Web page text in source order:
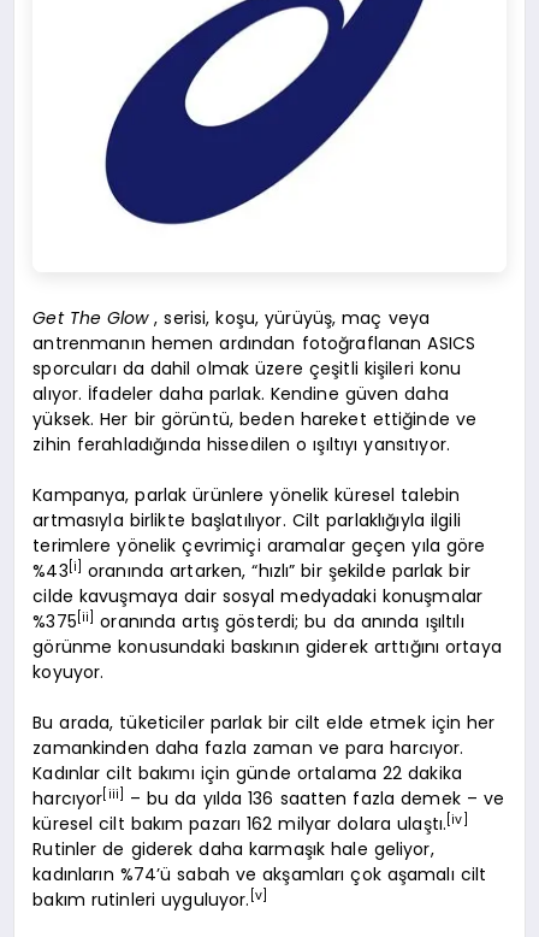
Get The Glow, serisi, koşu, yürüyüş, maç veya
antrenmanın hemen ardından fotoğraflanan ASICS
sporcuları da dahil olmak üzere çeşitli kişileri konu
alıyor. İfadeler daha parlak. Kendine güven daha
yüksek. Her bir görüntü, beden hareket ettiğinde ve
zihin ferahladığında hissedilen o ışıltıyı yansıtıyor.
Kampanya, parlak ürünlere yönelik küresel talebin
artmasıyla birlikte başlatılıyor. Cilt parlaklığıyla ilgili
terimlere yönelik çevrimiçi aramalar geçen yıla göre
%43 [i]
oranında artarken, “hızlı” bir şekilde parlak bir
cilde kavuşmaya dair sosyal medyadaki konuşmalar
%375 [ii]
oranında artış gösterdi; bu da anında ışıltılı
görünme konusundaki baskının giderek arttığını ortaya
koyuyor.
Bu arada, tüketiciler parlak bir cilt elde etmek için her
zamankinden daha fazla zaman ve para harcıyor.
Kadınlar cilt bakımı için günde ortalama 22 dakika
harcıyor [iii]
– bu da yılda 136 saatten fazla demek – ve
küresel cilt bakım pazarı 162 milyar dolara ulaştı. [iv]
Rutinler de giderek daha karmaşık hale geliyor,
kadınların %74’ü sabah ve akşamları çok aşamalı cilt
bakım rutinleri uyguluyor. [v]